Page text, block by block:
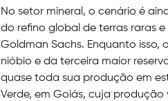
No setor mineral, o cenário é
do refino global de terras raras
Goldman Sachs. Enquanto isso,
nióbio e da terceira maior
quase toda sua produção em
Verde, em Goiás, cuja